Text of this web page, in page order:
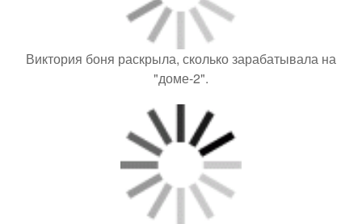
Виктория боня раскрыла, сколько зарабатывала на
"доме-2".